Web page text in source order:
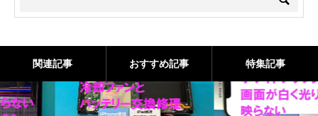
関連記事 おすすめ記事 特集記事